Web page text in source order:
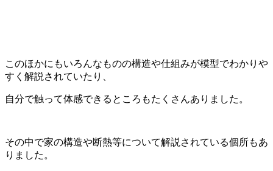
このほかにもいろんなものの構造や仕組みが模型でわかりや
すく解説されていたり、
自分で触って体感できるところもたくさんありました。
その中で家の構造や断熱等について解説されている個所もあ
りました。